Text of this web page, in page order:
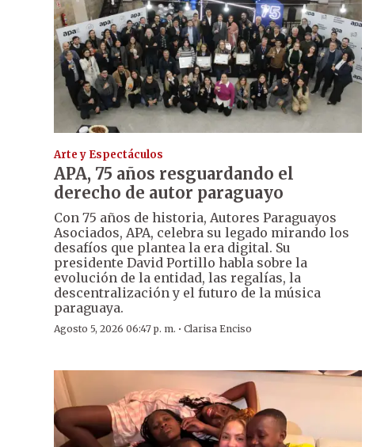
Arte y Espectáculos
APA, 75 años resguardando el
derecho de autor paraguayo
Con 75 años de historia, Autores Paraguayos
Asociados, APA, celebra su legado mirando los
desafíos que plantea la era digital. Su
presidente David Portillo habla sobre la
evolución de la entidad, las regalías, la
descentralización y el futuro de la música
paraguaya.
Agosto 5, 2026 06:47 p. m. · Clarisa Enciso